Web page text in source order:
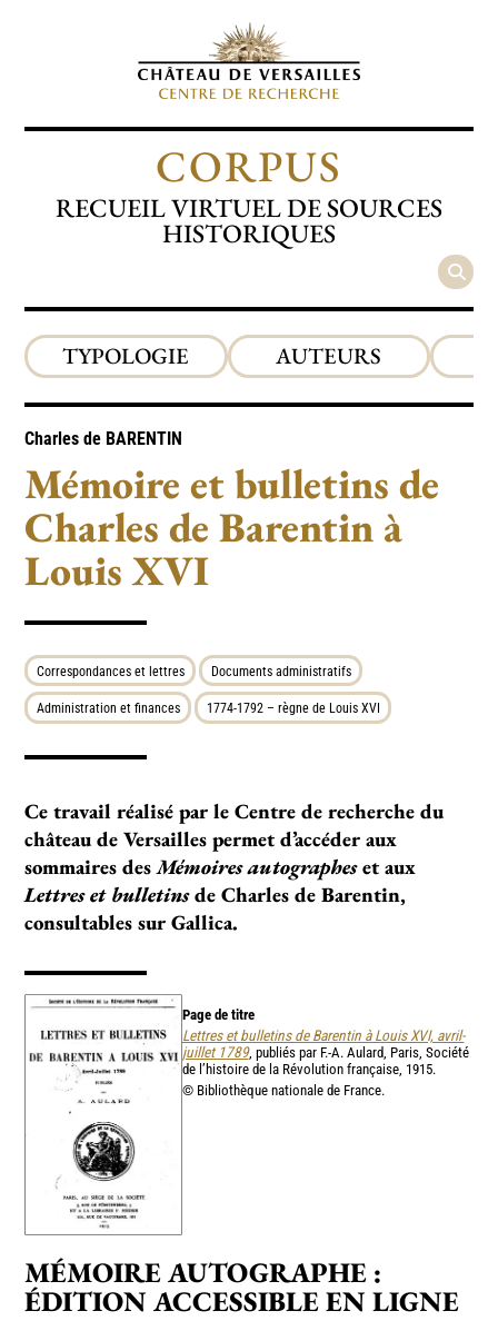
CORPUS
RECUEIL VIRTUEL DE SOURCES
HISTORIQUES
TYPOLOGIE AUTEURS
Charles de BARENTIN
Mémoire et bulletins de
Charles de Barentin à
Louis XVI
Correspondances et lettres Documents administratifs
Administration et finances 1774-1792 – règne de Louis XVI
Ce travail réalisé par le Centre de recherche du
château de Versailles permet d’accéder aux
sommaires desMémoires autographeset aux
Lettres et bulletinsde Charles de Barentin,
consultables sur Gallica.
Page de titre
Lettres et bulletins de Barentin à Louis XVI, avril-
juillet 1789, publiés par F.-A. Aulard, Paris, Société
de l’histoire de la Révolution française, 1915.
© Bibliothèque nationale de France.
MÉMOIRE AUTOGRAPHE :
ÉDITION ACCESSIBLE EN LIGNE